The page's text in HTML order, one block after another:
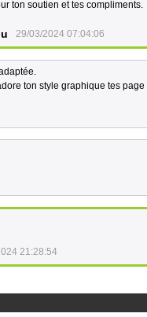
ton soutien et tes compliments.
29/03/2024 07:04:06
ton style graphique tes
21:28:54